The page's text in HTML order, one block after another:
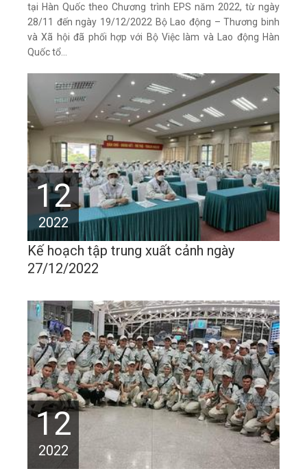
tại Hàn Quốc theo Chương trình EPS năm 2022, từ ngày
28/11 đến ngày 19/12/2022 Bộ Lao động – Thương binh
và Xã hội đã phối hợp với Bộ Việc làm và Lao động Hàn
Quốc tổ...
12
2022
Kế hoạch tập trung xuất cảnh ngày
27/12/2022
12
2022